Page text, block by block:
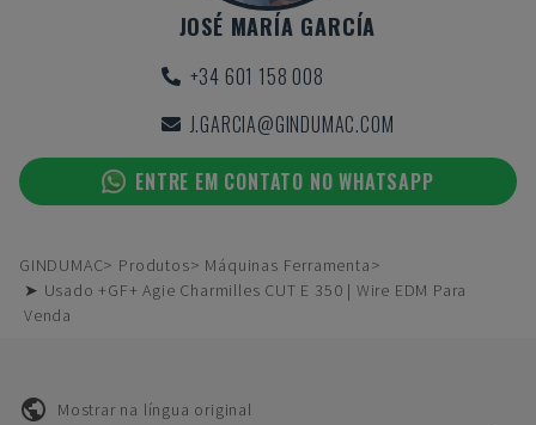
JOSÉ MARÍA GARCÍA
+34 601 158 008
J.GARCIA@GINDUMAC.COM
ENTRE EM CONTATO NO WHATSAPP
GINDUMAC Produtos
Máquinas Ferramenta
➤ Usado +GF+ Agie Charmilles CUT E 350 | Wire EDM Para
Venda
Mostrar na língua original